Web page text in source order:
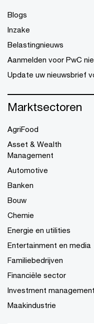
Blogs
Inzake
Belastingnieuws
Aanmelden voor PwC
Update uw nieuwsbrief
Marktsectoren
AgriFood
Asset & Wealth
Management
Automotive
Banken
Bouw
Chemie
Energie en utilities
Entertainment en media
Familiebedrijven
Financiële sector
Investment management
Maakindustrie